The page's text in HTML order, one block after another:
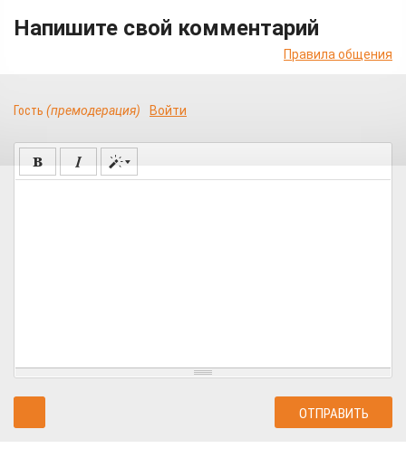
Напишите свой комментарий
Правила общения
Гость (премодерация) Войти